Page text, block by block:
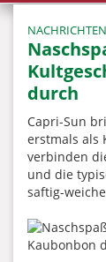
NACHRICHTEN
durch
Capri-Sun
erstmals als
verbinden
und die
saftig-